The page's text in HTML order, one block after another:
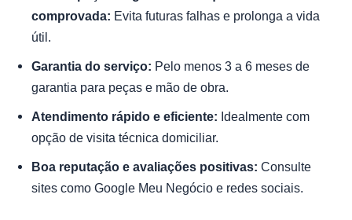
comprovada: Evita futuras falhas e prolonga a vida
útil.
Garantia do serviço: Pelo menos 3 a 6 meses de
garantia para peças e mão de obra.
Atendimento rápido e eficiente: Idealmente com
opção de visita técnica domiciliar.
Boa reputação e avaliações positivas: Consulte
sites como Google Meu Negócio e redes sociais.